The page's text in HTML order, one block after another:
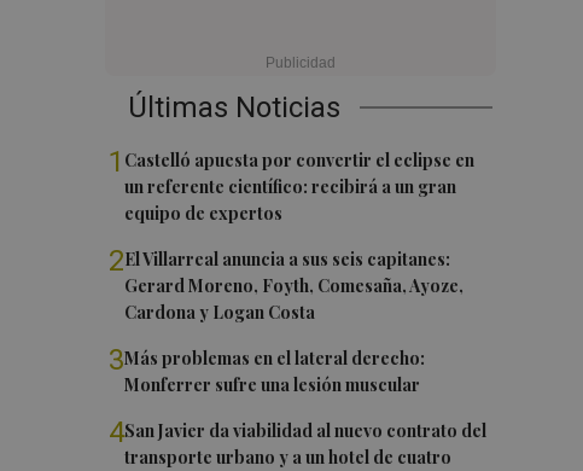
Últimas Noticias
1 Castelló apuesta por convertir el eclipse en
un referente científico: recibirá a un gran
equipo de expertos
2El Villarreal anuncia a sus seis capitanes:
Gerard Moreno, Foyth, Comesaña, Ayoze,
Cardona y Logan Costa
3Más problemas en el lateral derecho:
Monferrer sufre una lesión muscular
4San Javier da viabilidad al nuevo contrato del
transporte urbano y a un hotel de cuatro